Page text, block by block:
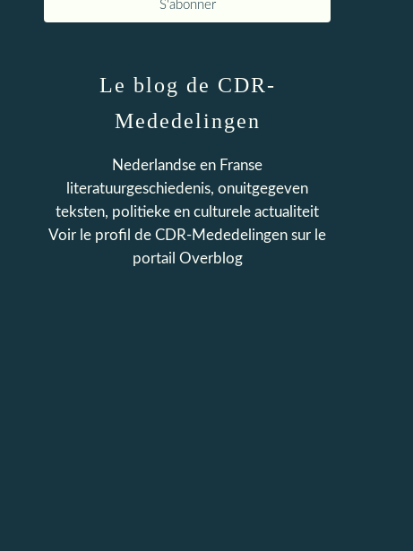
Le blog de CDR-
Mededelingen
Nederlandse en Franse
literatuurgeschiedenis, onuitgegeven
teksten, politieke en culturele actualiteit
Voir le profil de CDR-Mededelingen sur le
portail Overblog